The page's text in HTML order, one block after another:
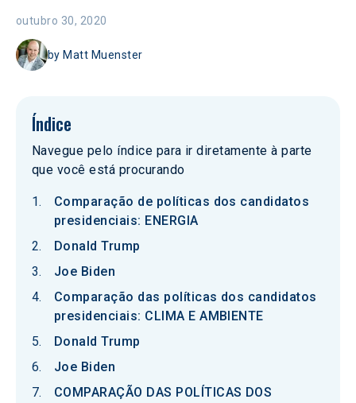
outubro 30, 2020
by Matt Muenster
Índice
Navegue pelo índice para ir diretamente à parte
que você está procurando
Comparação de políticas dos candidatos
presidenciais: ENERGIA
Donald Trump
Joe Biden
Comparação das políticas dos candidatos
presidenciais: CLIMA E AMBIENTE
Donald Trump
Joe Biden
COMPARAÇÃO DAS POLÍTICAS DOS